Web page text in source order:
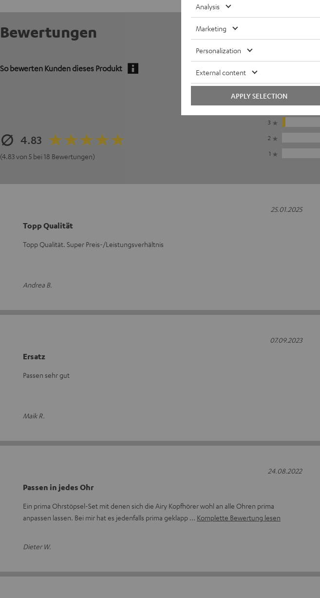
Bewertungen
So bewerten Kunden dieses Produkt
4.83
(4.83 von 5 bei 18 Bewertungen)
4
3
2
1
Topp Qualität
Topp Qualität. Super Preis-/Leistungsverhältnis
Andrea B.
25.01.2025
Ersatz
Passen sehr gut
Maik R.
07.09.2023
Passen in jedes Ohr
Ein prima Ohrstöpsel-Set mit denen sich die Airy Kopfhörer wohl an alle Ohren prima
anpassen lassen. Bei mir hat es jedenfalls prima geklapp
Komplette Bewertung lesen
Dieter W.
24.08.2022
Analysis
Marketing
Personalization
External content
APPLY SELECTION